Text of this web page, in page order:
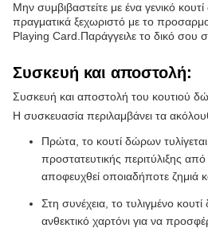
Μην συμβιβαστείτε με ένα γενικό
πραγματικά ξεχωριστό με το
Playing Card.Παράγγειλε το δικό σου
Συσκευή και αποστολή:
Συσκευή και αποστολή του κουτιού
Η συσκευασία περιλαμβάνει τα
Πρώτα, το κουτί δώρων
προστατευτικής περιτύλιξης
αποφευχθεί οποιαδήποτε ζημιά
Στη συνέχεια, το τυλιγμένο
ανθεκτικό χαρτόνι για να